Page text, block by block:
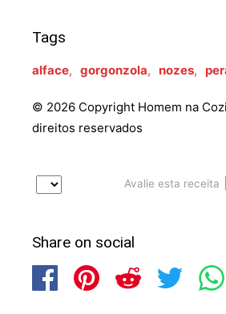
Tags
alface, gorgonzola, nozes,
© 2026 Copyright Homem na
direitos reservados
Avalie esta receita
Share on social